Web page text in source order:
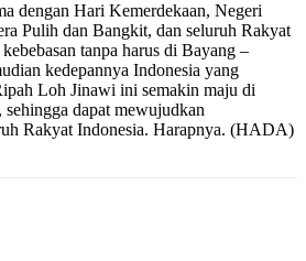
dengan Hari Kemerdekaan, Negeri
Pulih dan Bangkit, dan seluruh Rakyat
tanpa harus di Bayang –
kedepannya Indonesia yang
Loh Jinawi ini semakin maju di
dapat mewujudkan
Rakyat Indonesia. Harapnya. (HADA)